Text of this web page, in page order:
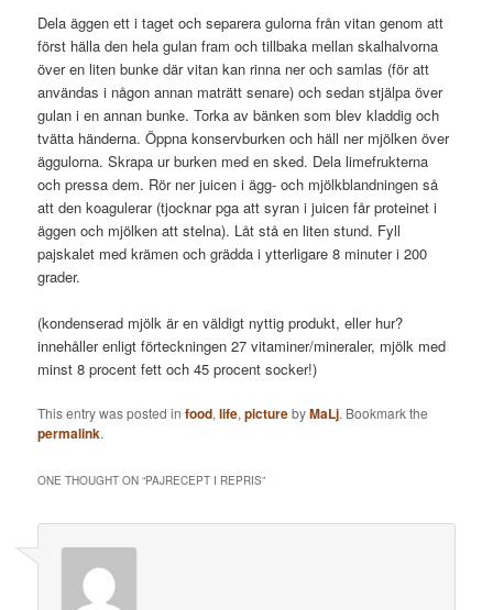
Dela äggen ett i taget och separera gulorna från vitan genom att
först hälla den hela gulan fram och tillbaka mellan skalhalvorna
över en liten bunke där vitan kan rinna ner och samlas (för att
användas i någon annan maträtt senare) och sedan stjälpa över
gulan i en annan bunke. Torka av bänken som blev kladdig och
tvätta händerna. Öppna konservburken och häll ner mjölken över
äggulorna. Skrapa ur burken med en sked. Dela limefrukterna
och pressa dem. Rör ner juicen i ägg- och mjölkblandningen så
att den koagulerar (tjocknar pga att syran i juicen får proteinet i
äggen och mjölken att stelna). Låt stå en liten stund. Fyll
pajskalet med krämen och grädda i ytterligare 8 minuter i 200
grader.
(kondenserad mjölk är en väldigt nyttig produkt, eller hur?
innehåller enligt förteckningen 27 vitaminer/mineraler, mjölk med
minst 8 procent fett och 45 procent socker!)
This entry was posted infood,life,picturebyMaLj. Bookmark the
permalink.
ONE THOUGHT ON “PAJRECEPT I REPRIS”